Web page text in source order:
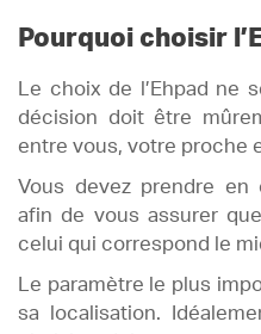
Pourquoi choisir
Le choix de l’Ehpad ne
décision doit être
entre vous, votre proche
Vous devez prendre
afin de vous assurer
celui qui correspond le
Le paramètre le plus
sa localisation.